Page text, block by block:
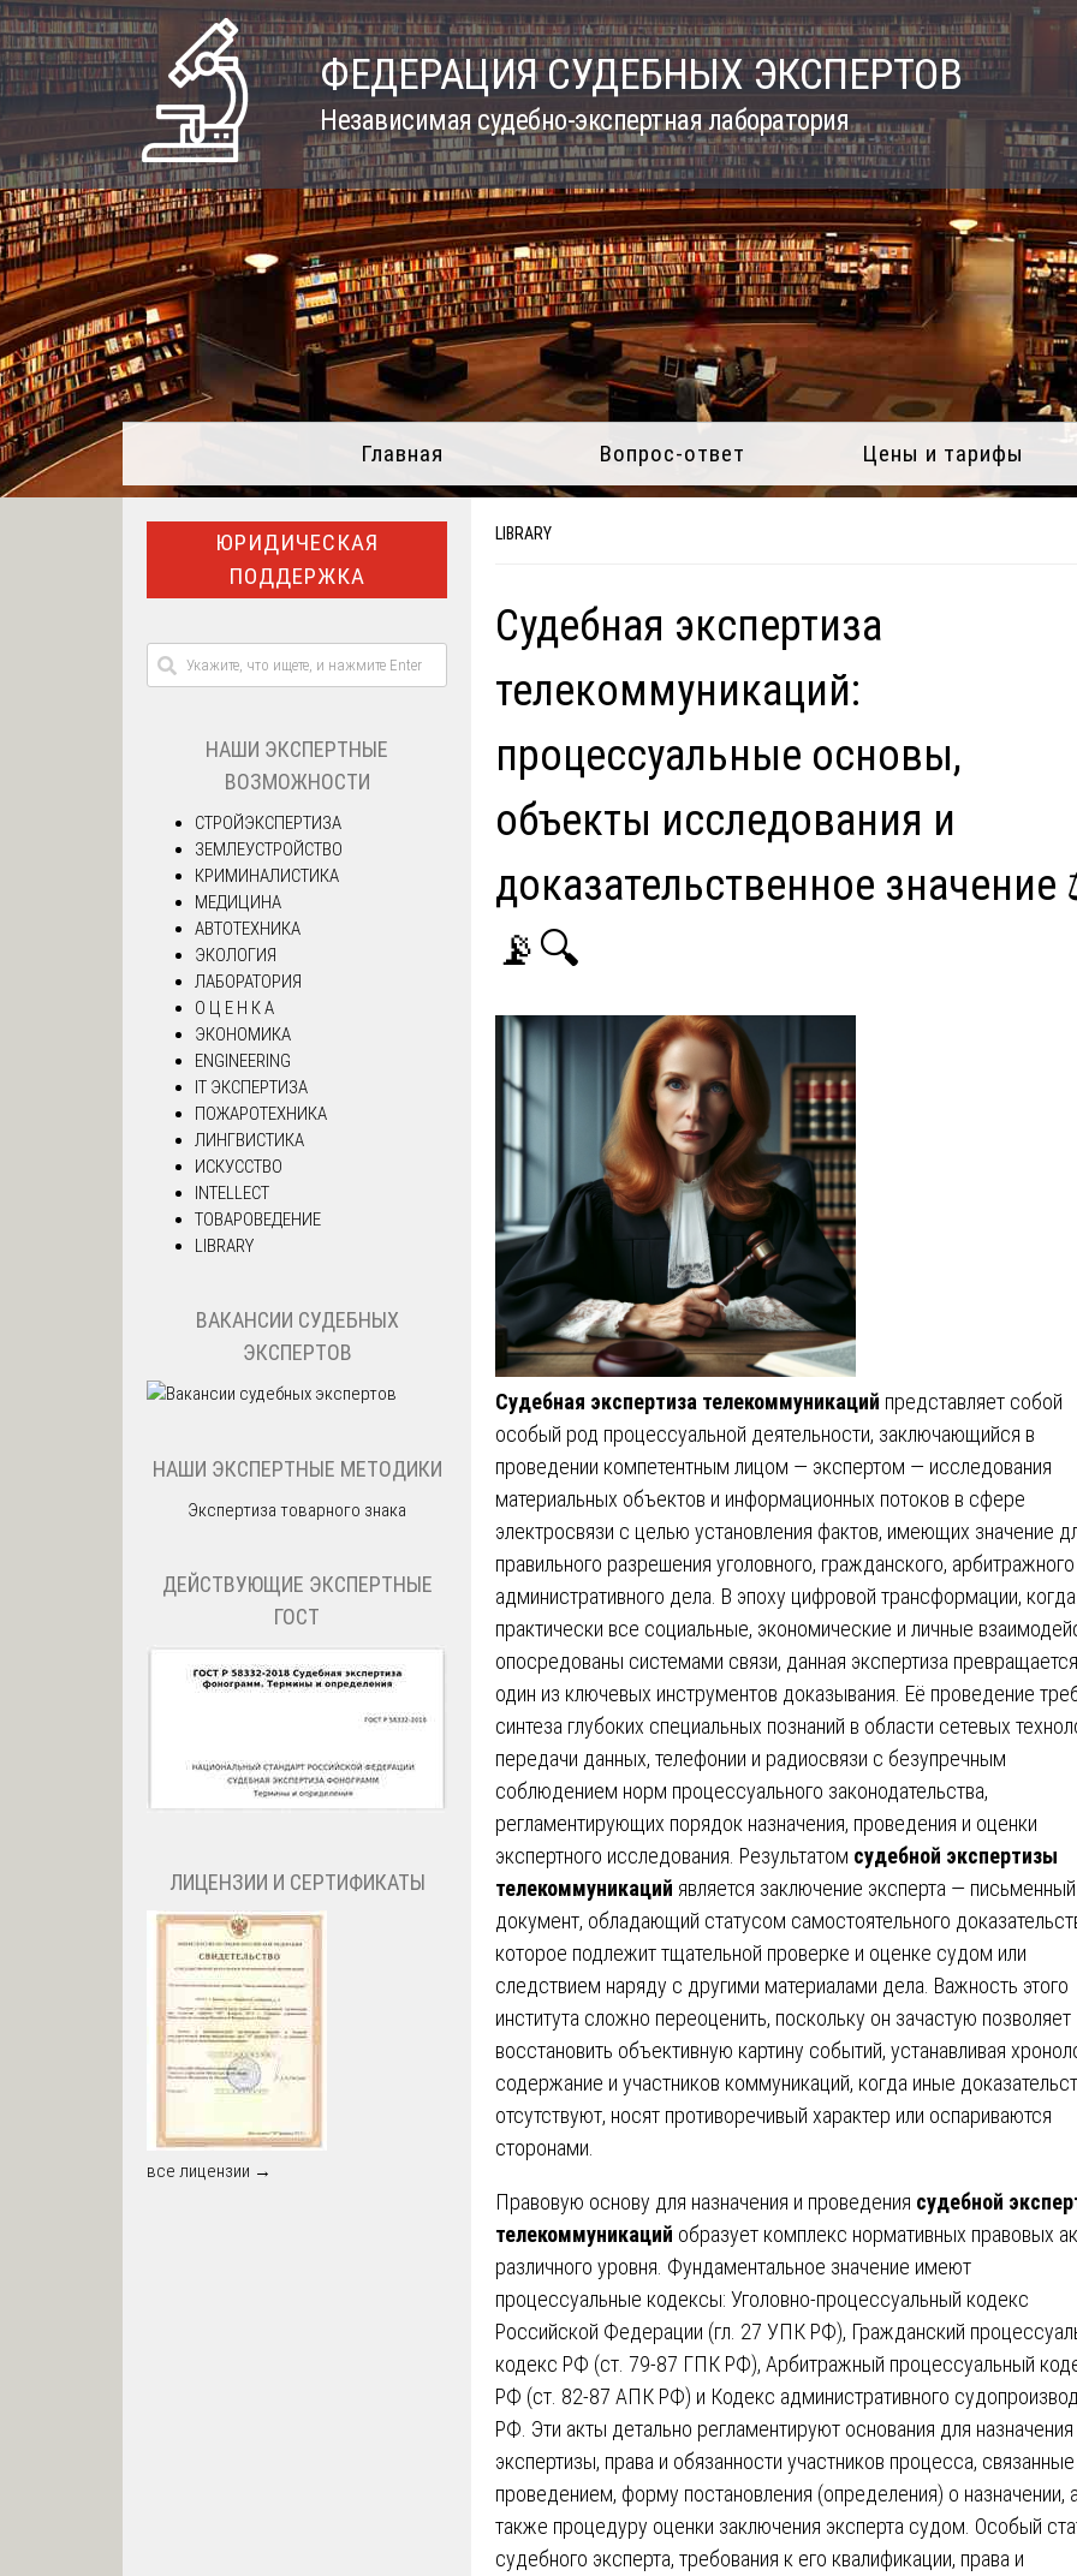
Skip
to
content
ФЕДЕРАЦИЯ СУДЕБНЫХ ЭКСПЕРТОВ
Независимая судебно-экспертная лаборатория
Главная Вопрос-ответ Цены и тарифы
LIBRARY
Судебная экспертиза
телекоммуникаций:
процессуальные основы,
объекты исследования и
доказательственное
📡🔍
Судебная экспертиза телекоммуникаций представляет собой
особый род процессуальной деятельности, заключающийся в
проведении компетентным лицом — экспертом — исследования
материальных объектов и информационных потоков в сфере
электросвязи с целью установления фактов, имеющих значение
правильного разрешения уголовного, гражданского,
административного дела. В эпоху цифровой трансформации, когда
практически все социальные, экономические и личные
опосредованы системами связи, данная экспертиза
один из ключевых инструментов доказывания. Её проведение
синтеза глубоких специальных познаний в области сетевых
передачи данных, телефонии и радиосвязи с безупречным
соблюдением норм процессуального законодательства,
регламентирующих порядок назначения, проведения и оценки
экспертного исследования. Результатом судебной экспертизы
телекоммуникаций является заключение эксперта — письменный
документ, обладающий статусом самостоятельного
которое подлежит тщательной проверке и оценке судом или
следствием наряду с другими материалами дела. Важность этого
института сложно переоценить, поскольку он зачастую позволяет
восстановить объективную картину событий, устанавливая
содержание и участников коммуникаций, когда иные
отсутствуют, носят противоречивый характер или оспариваются
сторонами.
Правовую основу для назначения и проведения судебной
телекоммуникаций образует комплекс нормативных правовых
различного уровня. Фундаментальное значение имеют
процессуальные кодексы: Уголовно-процессуальный кодекс
Российской Федерации (гл. 27 УПК РФ), Гражданский
кодекс РФ (ст. 79-87 ГПК РФ), Арбитражный процессуальный
РФ (ст. 82-87 АПК РФ) и Кодекс административного
РФ. Эти акты детально регламентируют основания для назначения
экспертизы, права и обязанности участников процесса,
проведением, форму постановления (определения) о назначении, а
также процедуру оценки заключения эксперта судом. Особый
судебного эксперта, требования к его квалификации, права и
ЮРИДИЧЕСКАЯ
ПОДДЕРЖКА
НАШИ ЭКСПЕРТНЫЕ
ВОЗМОЖНОСТИ
СТРОЙЭКСПЕРТИЗА
ЗЕМЛЕУСТРОЙСТВО
КРИМИНАЛИСТИКА
МЕДИЦИНА
АВТОТЕХНИКА
ЭКОЛОГИЯ
ЛАБОРАТОРИЯ
О Ц Е Н К А
ЭКОНОМИКА
ENGINEERING
IT ЭКСПЕРТИЗА
ПОЖАРОТЕХНИКА
ЛИНГВИСТИКА
ИСКУССТВО
INTELLECT
ТОВАРОВЕДЕНИЕ
LIBRARY
ВАКАНСИИ СУДЕБНЫХ
ЭКСПЕРТОВ
НАШИ ЭКСПЕРТНЫЕ МЕТОДИКИ
Экспертиза товарного знака
ДЕЙСТВУЮЩИЕ ЭКСПЕРТНЫЕ
ГОСТ
ЛИЦЕНЗИИ И СЕРТИФИКАТЫ
все лицензии →